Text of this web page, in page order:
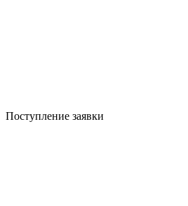
Поступление заявки